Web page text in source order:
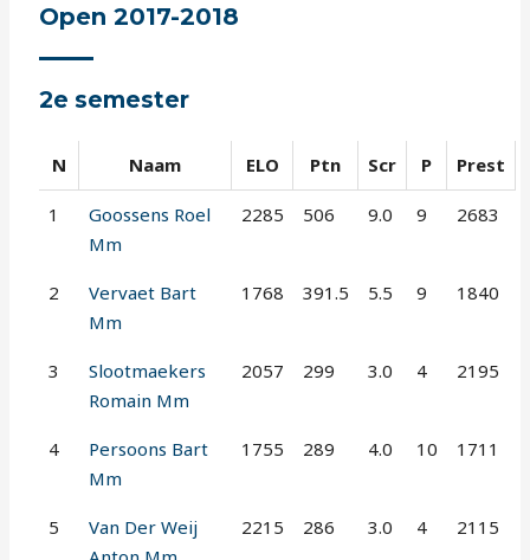
Open 2017-2018
2e semester
N Naam ELO Ptn Scr P Prest
1
Goossens Roel
Mm
2285 506 9.0 9 2683
2
Vervaet Bart
Mm
1768 391.5 5.5 9 1840
3
Slootmaekers
Romain Mm
2057 299 3.0 4 2195
4
Persoons Bart
Mm
1755 289 4.0 10 1711
5
Van Der Weij
2215 286 3.0 4 2115